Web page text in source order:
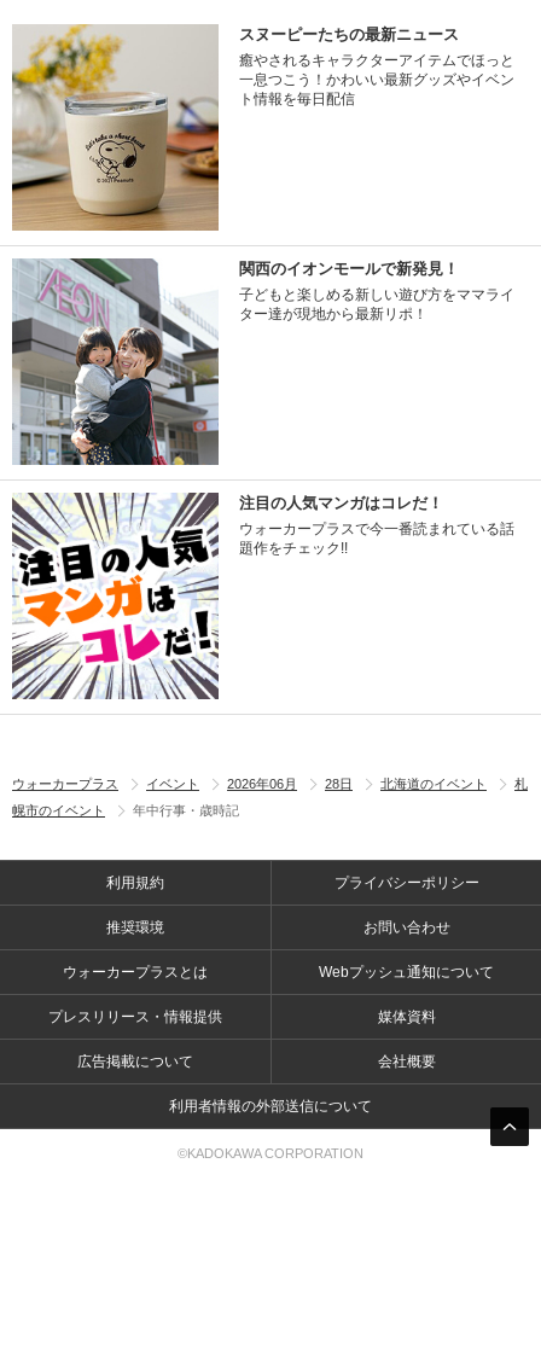
スヌーピーたちの最新ニュース
癒やされるキャラクターアイテムでほっと
一息つこう！かわいい最新グッズやイベン
ト情報を毎日配信
関西のイオンモールで新発見！
子どもと楽しめる新しい遊び方をママライ
ター達が現地から最新リポ！
注目の人気マンガはコレだ！
ウォーカープラスで今一番読まれている話
題作をチェック!!
ウォーカープラス イベント 2026年06月 28日 北海道のイベント
札
幌市のイベント
年中行事・歳時記
利用規約 プライバシーポリシー
推奨環境 お問い合わせ
ウォーカープラスとは Webプッシュ通知について
プレスリリース・情報提供 媒体資料
広告掲載について 会社概要
利用者情報の外部送信について
©KADOKAWA CORPORATION